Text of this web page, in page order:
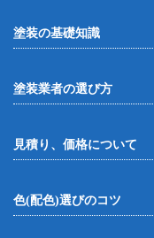
塗装の基礎知識
塗装業者の選び方
見積り、価格について
色(配色)選びのコツ